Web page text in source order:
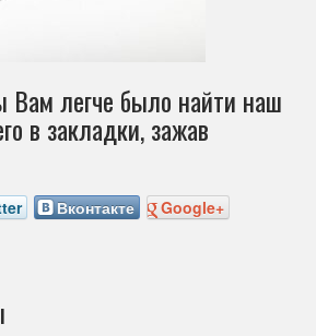
Вам легче было найти наш
в закладки, зажав
Вконтакте Google+